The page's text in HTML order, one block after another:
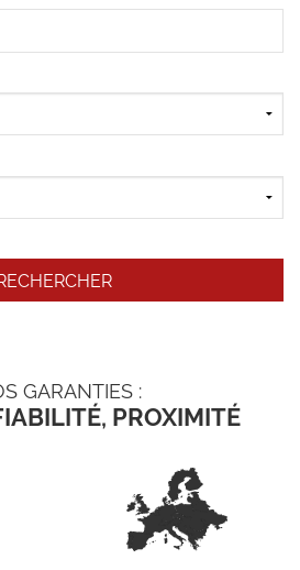
GARANTIES :
PROXIMITÉ